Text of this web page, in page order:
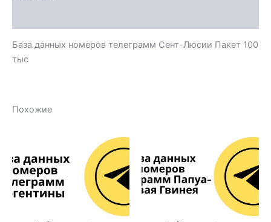
База данных номеров телеграмм Сент-Люсии Пакет 100
тыс
Похожие